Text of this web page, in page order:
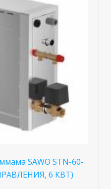
SAWO STN-60-
6 КВТ)